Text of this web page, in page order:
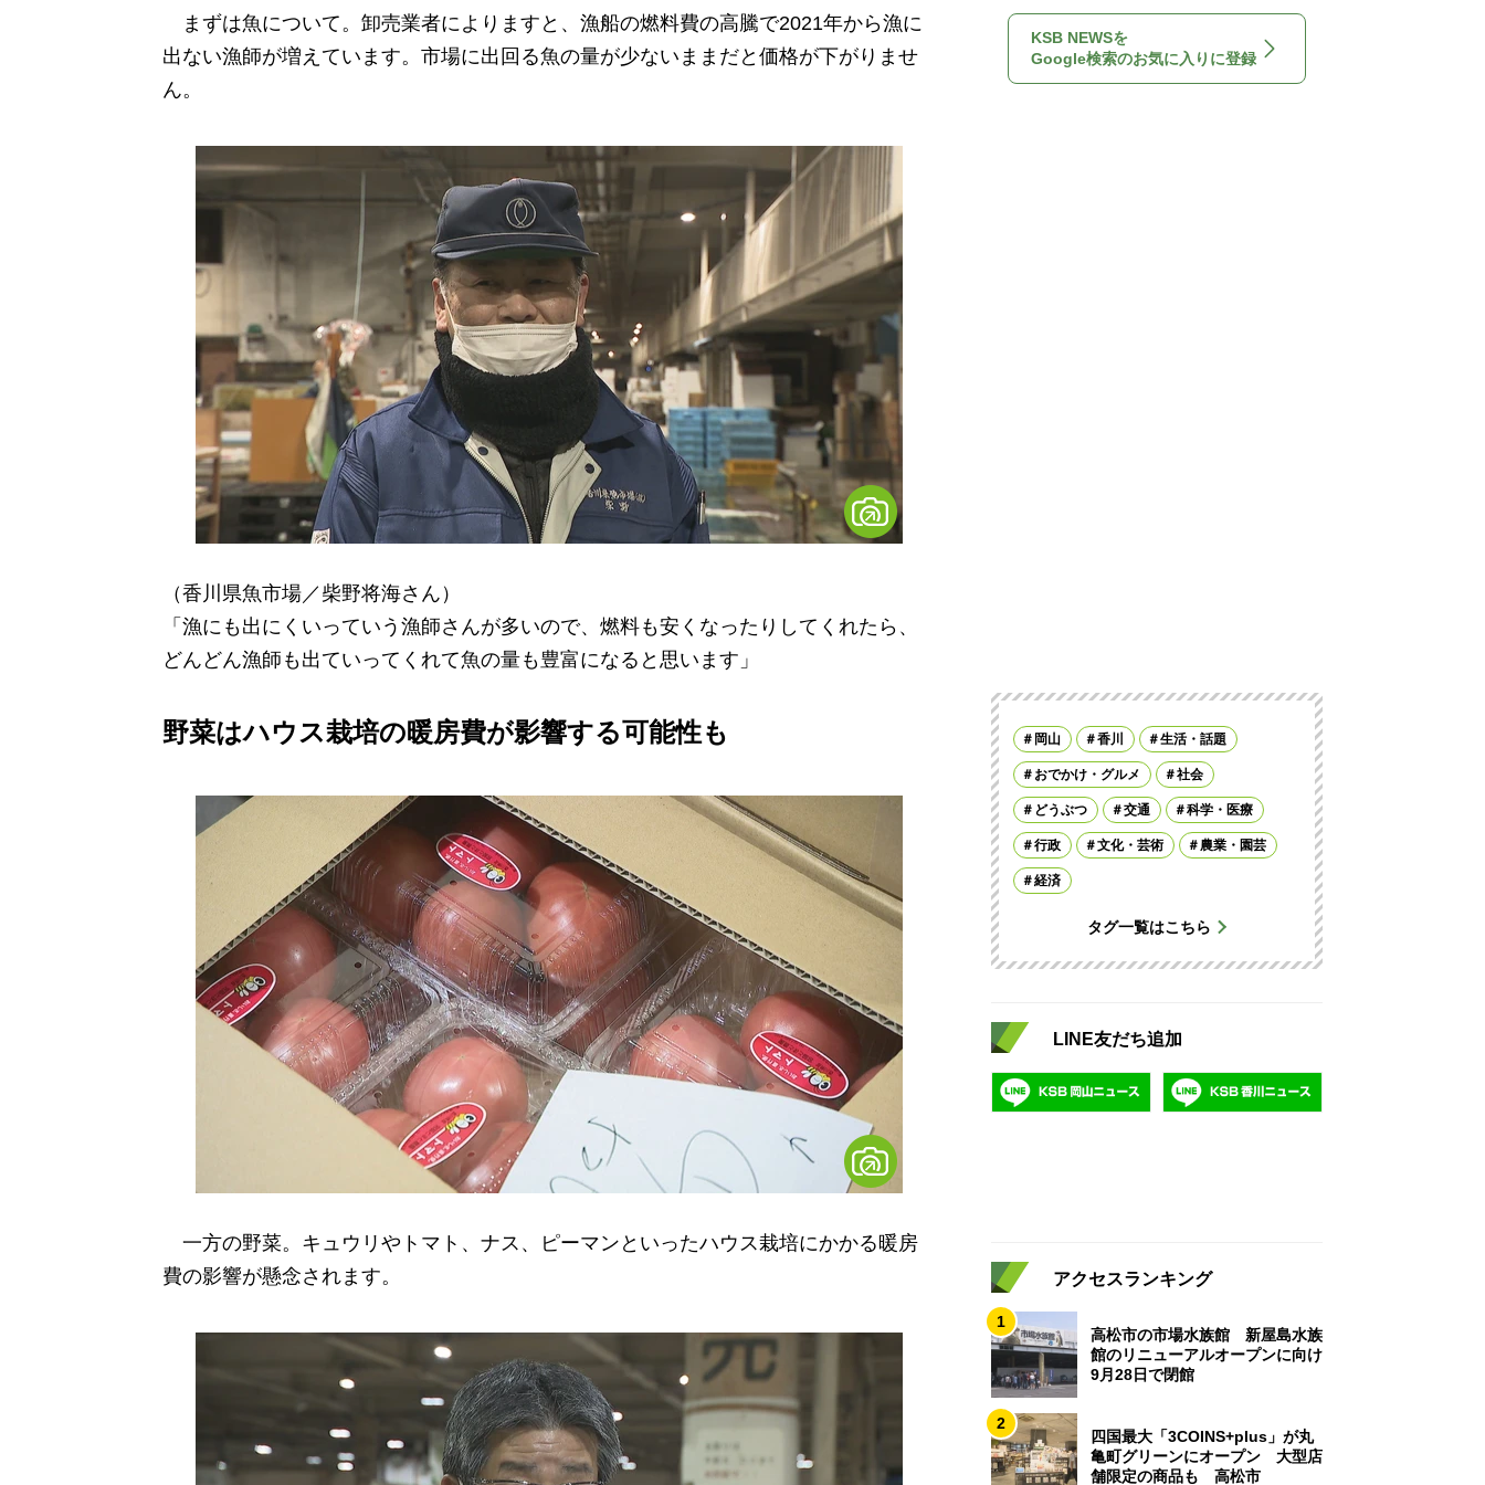
まずは魚について。卸売業者によりますと、漁船の燃料費の高騰で2021年から漁に
出ない漁師が増えています。市場に出回る魚の量が少ないままだと価格が下がりませ
ん。
（香川県魚市場／柴野将海さん）
「漁にも出にくいっていう漁師さんが多いので、燃料も安くなったりしてくれたら、
どんどん漁師も出ていってくれて魚の量も豊富になると思います」
野菜はハウス栽培の暖房費が影響する可能性も
一方の野菜。キュウリやトマト、ナス、ピーマンといったハウス栽培にかかる暖房
費の影響が懸念されます。
KSB NEWSを
Google検索のお気に入りに登録
岡山 香川 生活・話題
おでかけ・グルメ 社会
どうぶつ 交通 科学・医療
行政 文化・芸術 農業・園芸
経済
タグ一覧はこちら
LINE友だち追加
アクセスランキング
1
高松市の市場水族館 新屋島水族
館のリニューアルオープンに向け
9月28日で閉館
2
四国最大「3COINS+plus」が丸
亀町グリーンにオープン 大型店
舗限定の商品も 高松市